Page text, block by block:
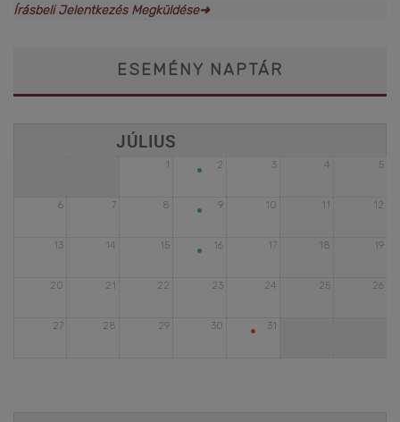
Írásbeli Jelentkezés Megküldése➜
ESEMÉNY NAPTÁR
1 2
• 3 4 5
6 7 8 9
• 10 11 12
13 14 15 16
• 17 18 19
20 21 22 23 24 25 26
27 28 29 30 31
•